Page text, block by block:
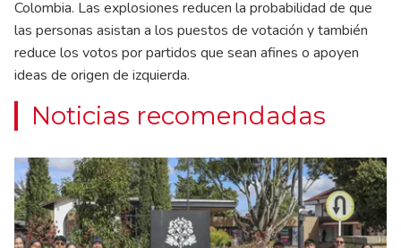
Colombia. Las explosiones reducen la probabilidad de que
las personas asistan a los puestos de votación y también
reduce los votos por partidos que sean afines o apoyen
ideas de origen de izquierda.
Noticias recomendadas